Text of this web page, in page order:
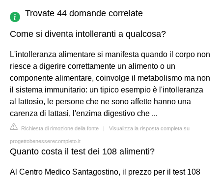
Trovate 44 domande correlate
Come si diventa intolleranti a qualcosa?
L'intolleranza alimentare si manifesta quando il corpo non
riesce a digerire correttamente un alimento o un
componente alimentare, coinvolge il metabolismo ma non
il sistema immunitario: un tipico esempio è l'intolleranza
al lattosio, le persone che ne sono affette hanno una
carenza di lattasi, l'enzima digestivo che ...
Richiesta di rimozione della fonte | Visualizza la risposta completa su
progettobenesserecompleto.it
Quanto costa il test dei 108 alimenti?
Al Centro Medico Santagostino, il prezzo per il test 108